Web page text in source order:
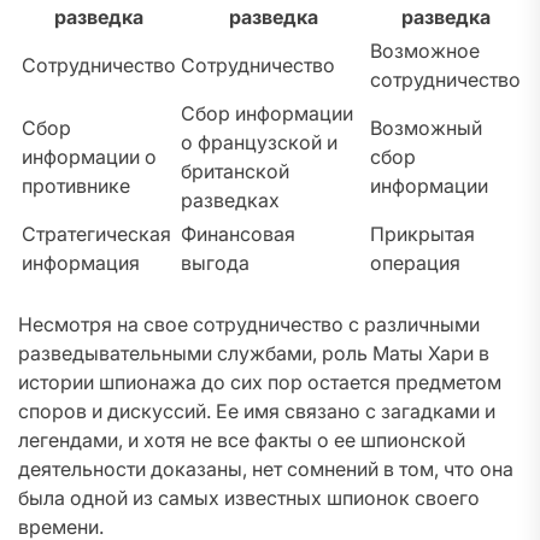
разведка разведка
разведка
Сотрудничество Сотрудничество
Возможное
сотрудничество
Сбор
информации о
противнике
Сбор информации
о французской и
британской
разведках
Возможный
сбор
информации
Стратегическая
информация
Финансовая
выгода
Прикрытая
операция
Несмотря на свое сотрудничество с различными
разведывательными службами, роль Маты Хари в
истории шпионажа до сих пор остается предметом
споров и дискуссий. Ее имя связано с загадками и
легендами, и хотя не все факты о ее шпионской
деятельности доказаны, нет сомнений в том, что она
была одной из самых известных шпионок своего
времени.